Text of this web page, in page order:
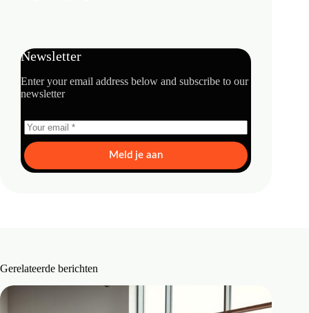
Newsletter
Enter your email address below and subscribe to our
newsletter
Meld je aan
Gerelateerde berichten